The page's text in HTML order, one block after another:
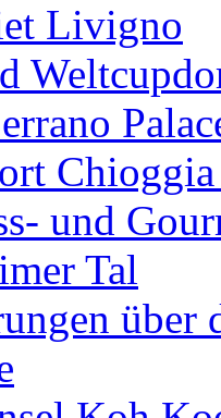
Livigno
und
Tal
über